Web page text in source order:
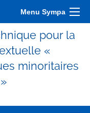
Menu Sympa
pour la
«
minoritaires